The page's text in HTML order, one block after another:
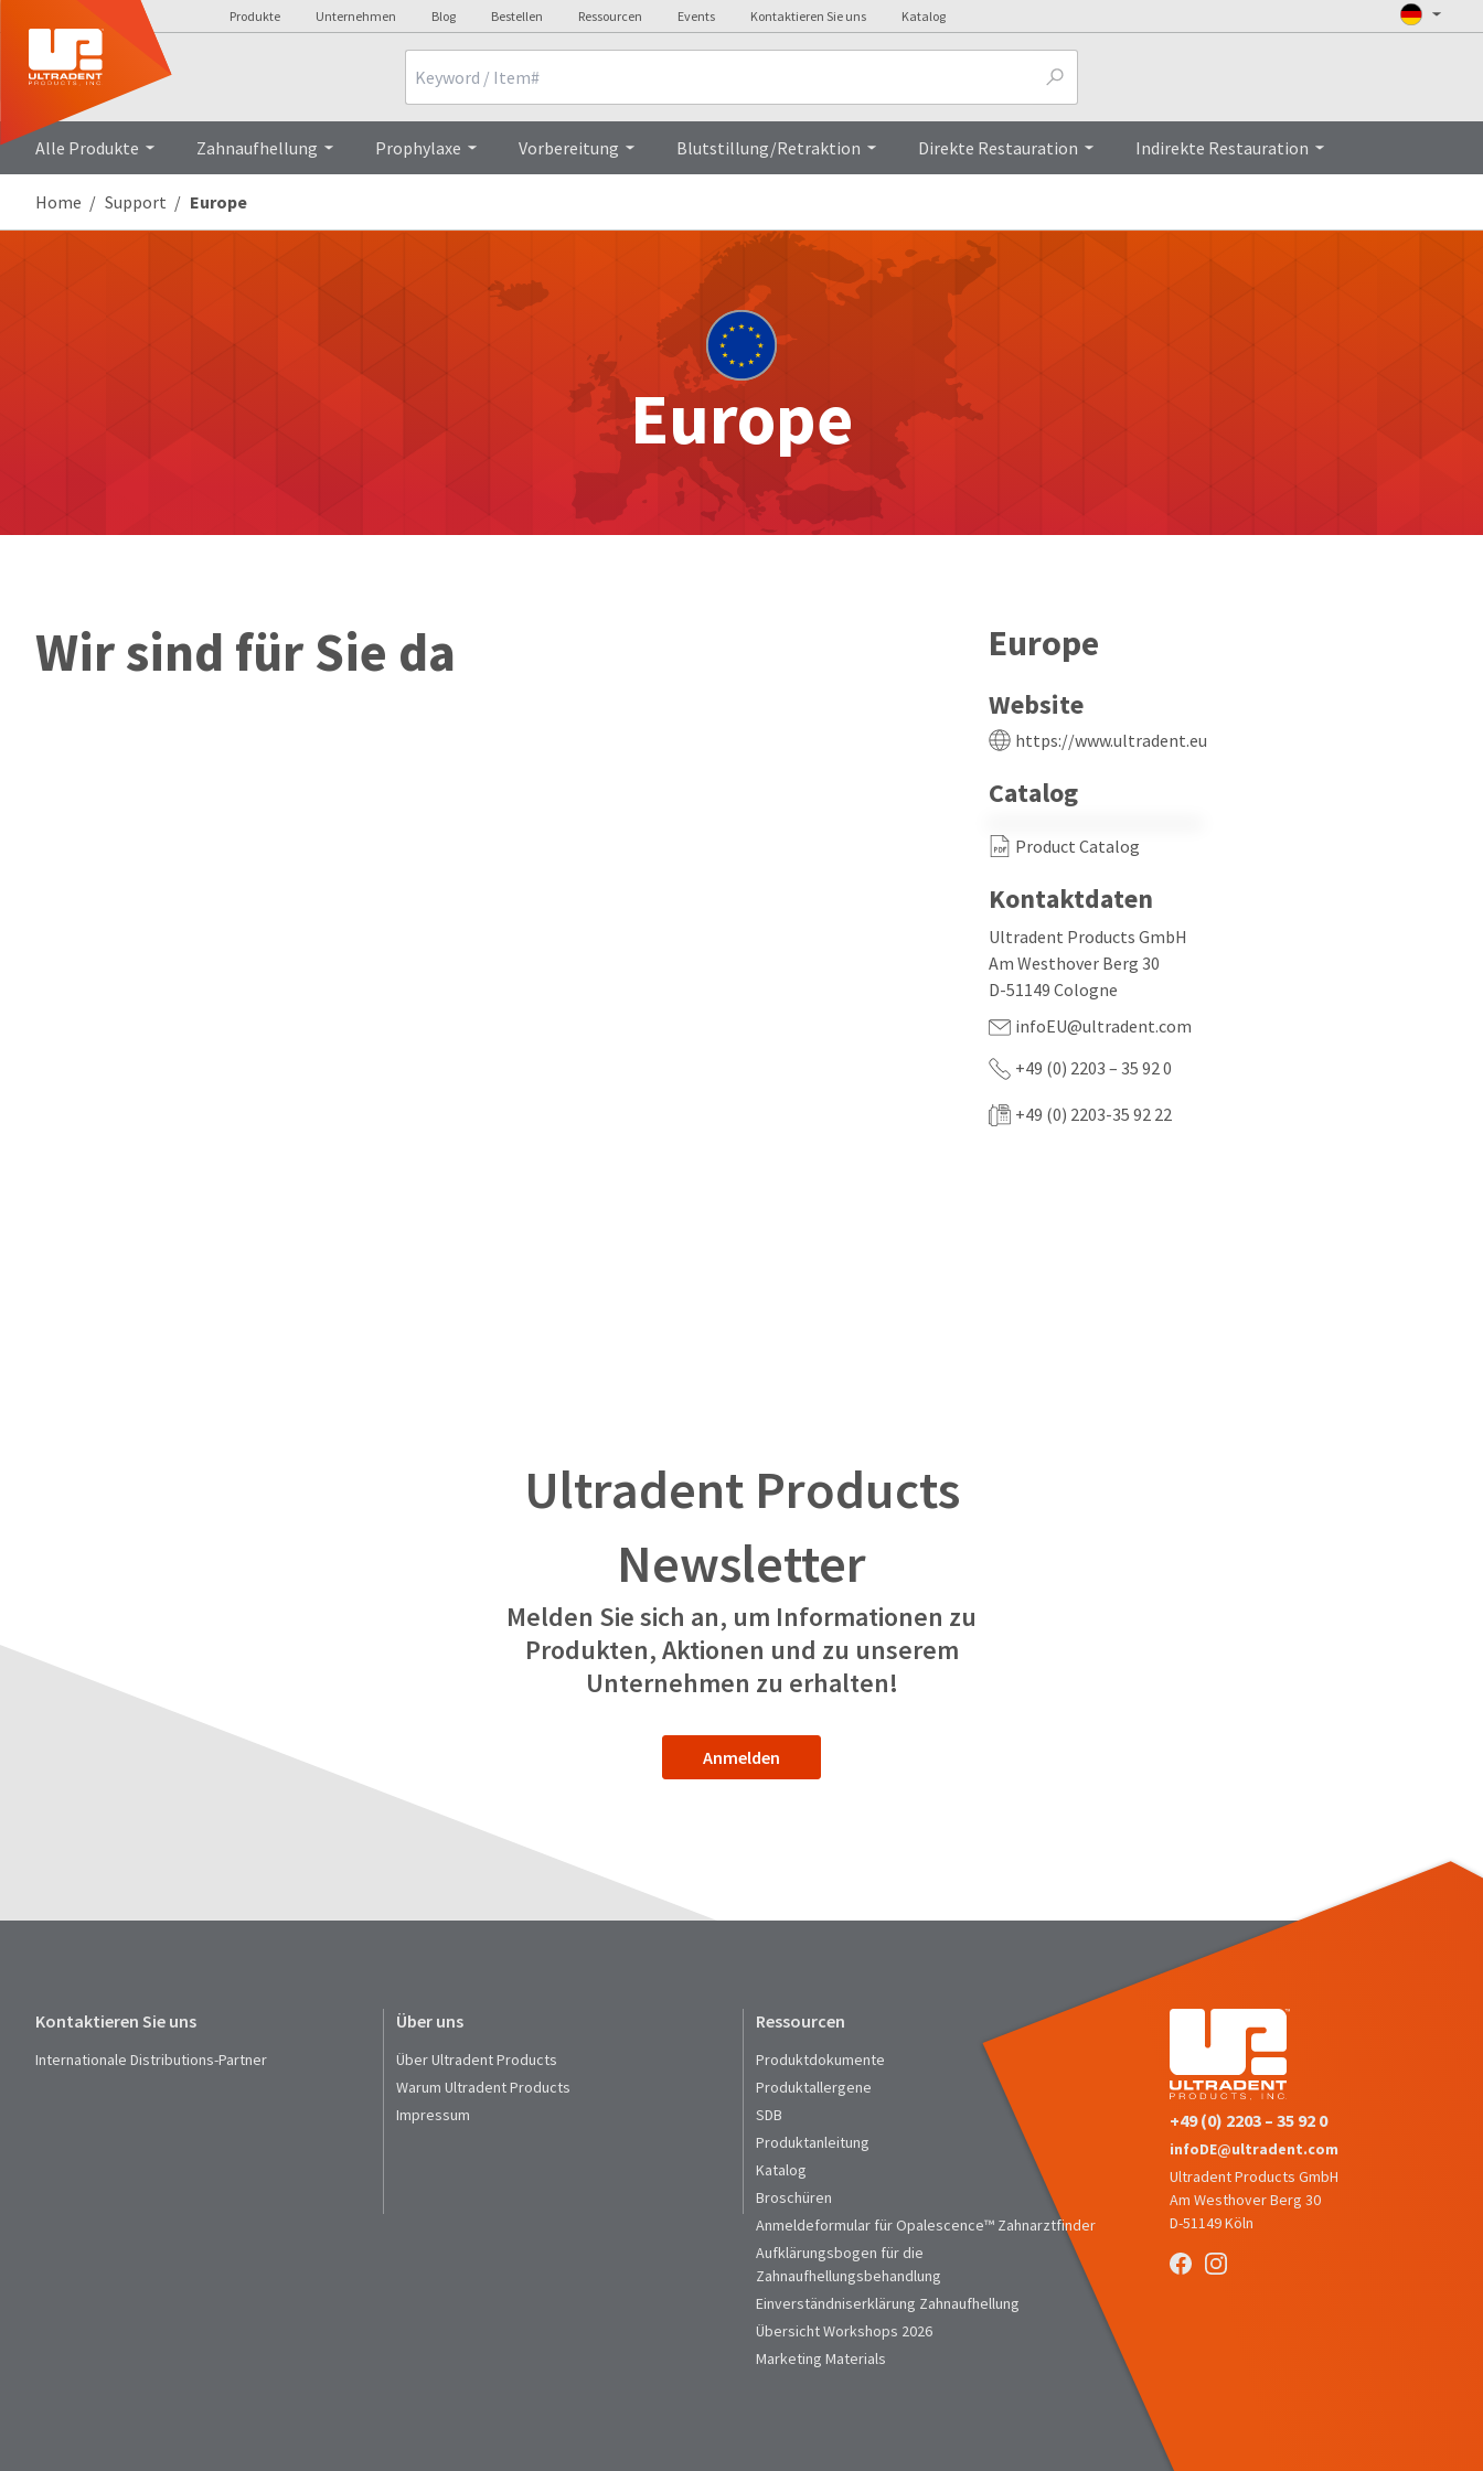
Produkte Unternehmen Blog Bestellen Ressourcen Events Kontaktieren Sie uns Katalog
Alle Produkte Zahnaufhellung Prophylaxe Vorbereitung Blutstillung/Retraktion Direkte Restauration Indirekte Restauration
Home Support Europe
Europe
Europe
Website
https://www.ultradent.eu
Catalog
Product Catalog
Kontaktdaten
Ultradent Products GmbH
Am Westhover Berg 30
D-51149 Cologne
infoEU@ultradent.com
+49 (0) 2203 – 35 92 0
+49 (0) 2203-35 92 22
Wir sind für Sie da
Ultradent Products
Newsletter
Melden Sie sich an, um Informationen zu
Produkten, Aktionen und zu unserem
Unternehmen zu erhalten!
Anmelden
Kontaktieren Sie uns
Internationale Distributions-Partner
Über uns
Über Ultradent Products
Warum Ultradent Products
Impressum
Ressourcen
Produktdokumente
Produktallergene
SDB
Produktanleitung
Katalog
Broschüren
Anmeldeformular für Opalescence™ Zahnarztfinder
Aufklärungsbogen für die
Zahnaufhellungsbehandlung
Einverständniserklärung Zahnaufhellung
Übersicht Workshops 2026
Marketing Materials
+49 (0) 2203 – 35 92 0
infoDE@ultradent.com
Ultradent Products GmbH
Am Westhover Berg 30
D-51149 Köln